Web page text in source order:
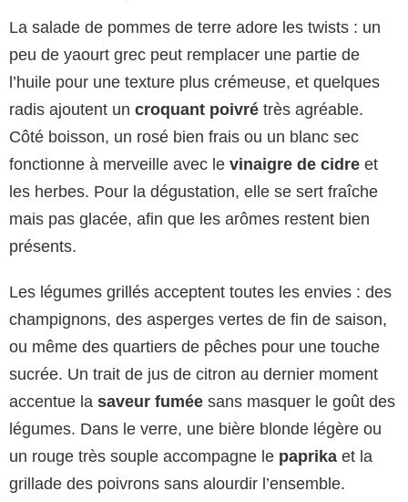
La salade de pommes de terre adore les twists : un
peu de yaourt grec peut remplacer une partie de
l’huile pour une texture plus crémeuse, et quelques
radis ajoutent un croquant poivré très agréable.
Côté boisson, un rosé bien frais ou un blanc sec
fonctionne à merveille avec le vinaigre de cidre et
les herbes. Pour la dégustation, elle se sert fraîche
mais pas glacée, afin que les arômes restent bien
présents.
Les légumes grillés acceptent toutes les envies : des
champignons, des asperges vertes de fin de saison,
ou même des quartiers de pêches pour une touche
sucrée. Un trait de jus de citron au dernier moment
accentue la saveur fumée sans masquer le goût des
légumes. Dans le verre, une bière blonde légère ou
un rouge très souple accompagne le paprika et la
grillade des poivrons sans alourdir l’ensemble.